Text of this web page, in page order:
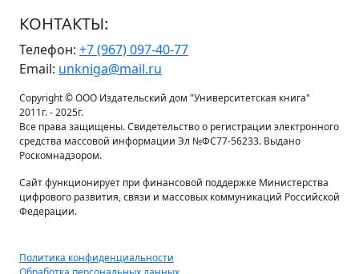
КОНТАКТЫ:
Телефон: +7 (967) 097-40-77
Email: unkniga@mail.ru
Copyright © ООО Издательский дом "Университетская книга"
2011г. - 2025г.
Все права защищены. Свидетельство о регистрации электронного
средства массовой информации Эл №ФС77-56233. Выдано
Роскомнадзором.
Сайт функционирует при финансовой поддержке Министерства
цифрового развития, связи и массовых коммуникаций Российской
Федерации.
Политика конфиденциальности